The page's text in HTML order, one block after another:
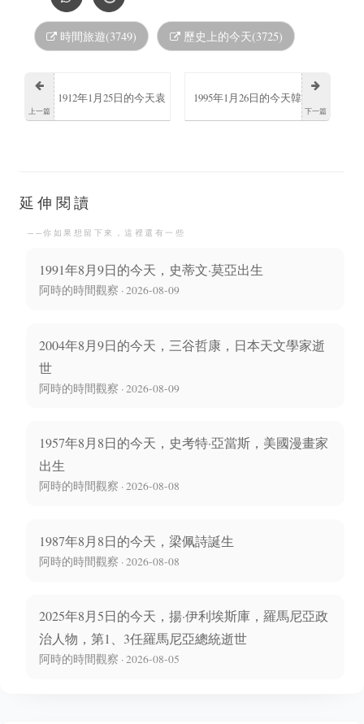
時間旅遊(3749) 歷史上的今天(3725)
上一篇
1912年1月25日的今天袁
通電支持共和
下一篇
1995年1月26日的今天韓
延伸閱讀
──你如果想留下來，這裡還有一些
1991年8月9日的今天，史蒂文·莫亞出生
阿時的時間觀察 · 2026-08-09
2004年8月9日的今天，三谷哲康，日本天文學家逝
世
阿時的時間觀察 · 2026-08-09
1957年8月8日的今天，史考特·亞當斯，美國漫畫家
出生
阿時的時間觀察 · 2026-08-08
1987年8月8日的今天，梁佩詩誕生
阿時的時間觀察 · 2026-08-08
2025年8月5日的今天，揚·伊利埃斯庫，羅馬尼亞政
治人物，第1、3任羅馬尼亞總統逝世
阿時的時間觀察 · 2026-08-05